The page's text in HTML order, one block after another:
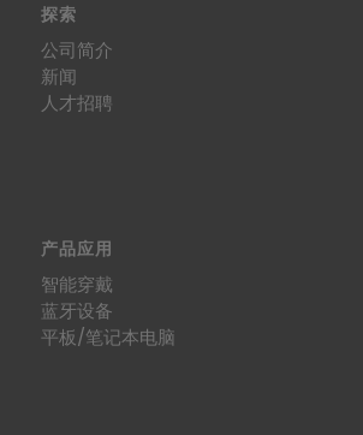
探索
公司简介
新闻
人才招聘
产品应用
智能穿戴
蓝牙设备
平板/笔记本电脑